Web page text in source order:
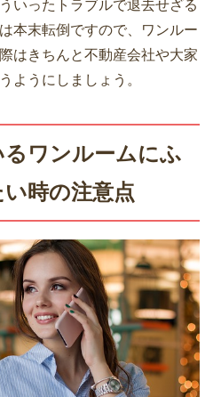
いったトラブルで退去せざる
本末転倒ですので、ワンルー
はきちんと不動産会社や大家
ようにしましょう。
ワンルームにふ
時の注意点